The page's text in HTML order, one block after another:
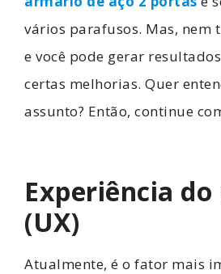
vários parafusos. Mas, nem
e você pode gerar
certas melhorias. Quer
assunto? Então, continue
Experiência
(UX)
Atualmente, é o fator mais